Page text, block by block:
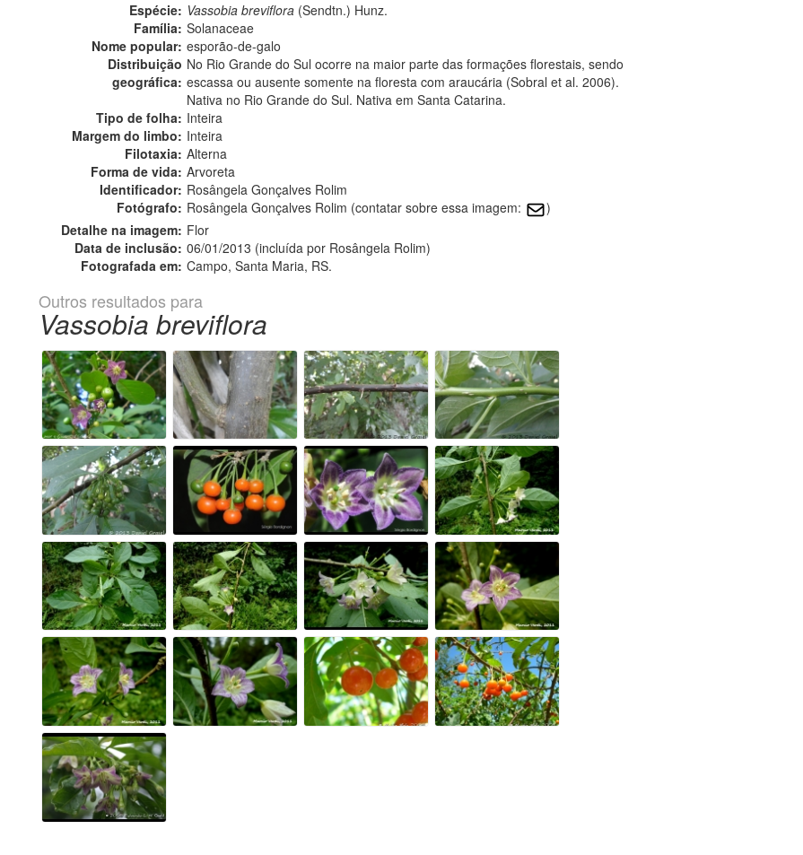
Espécie: Vassobia breviflora (Sendtn.) Hunz.
Família: Solanaceae
Nome popular: esporão-de-galo
Distribuição
geográfica:
No Rio Grande do Sul ocorre na maior parte das formações florestais, sendo
escassa ou ausente somente na floresta com araucária (Sobral et al. 2006).
Nativa no Rio Grande do Sul. Nativa em Santa Catarina.
Tipo de folha: Inteira
Margem do limbo: Inteira
Filotaxia: Alterna
Forma de vida: Arvoreta
Identificador: Rosângela Gonçalves Rolim
Fotógrafo: Rosângela Gonçalves Rolim (contatar sobre essa imagem:
)
Detalhe na imagem: Flor
Data de inclusão: 06/01/2013 (incluída por Rosângela Rolim)
Fotografada em: Campo, Santa Maria, RS.
Outros resultados para
Vassobia breviflora